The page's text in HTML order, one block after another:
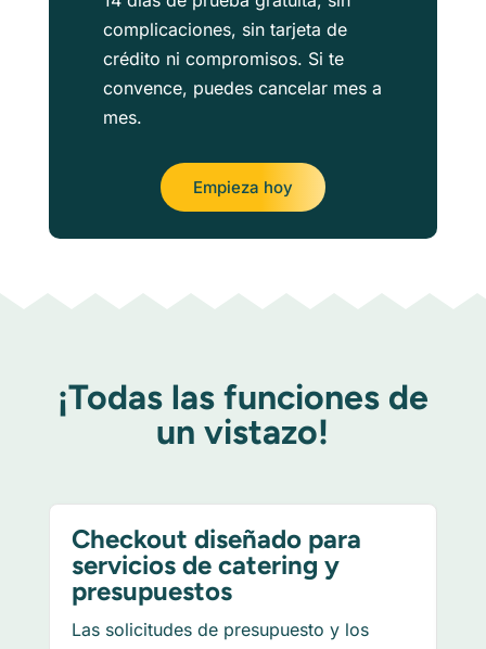
complicaciones, sin tarjeta de
crédito ni compromisos. Si te
convence, puedes cancelar mes a
mes.
Empieza hoy
¡Todas las funciones de
un vistazo!
Checkout diseñado para
servicios de catering y
presupuestos
Las solicitudes de presupuesto y los